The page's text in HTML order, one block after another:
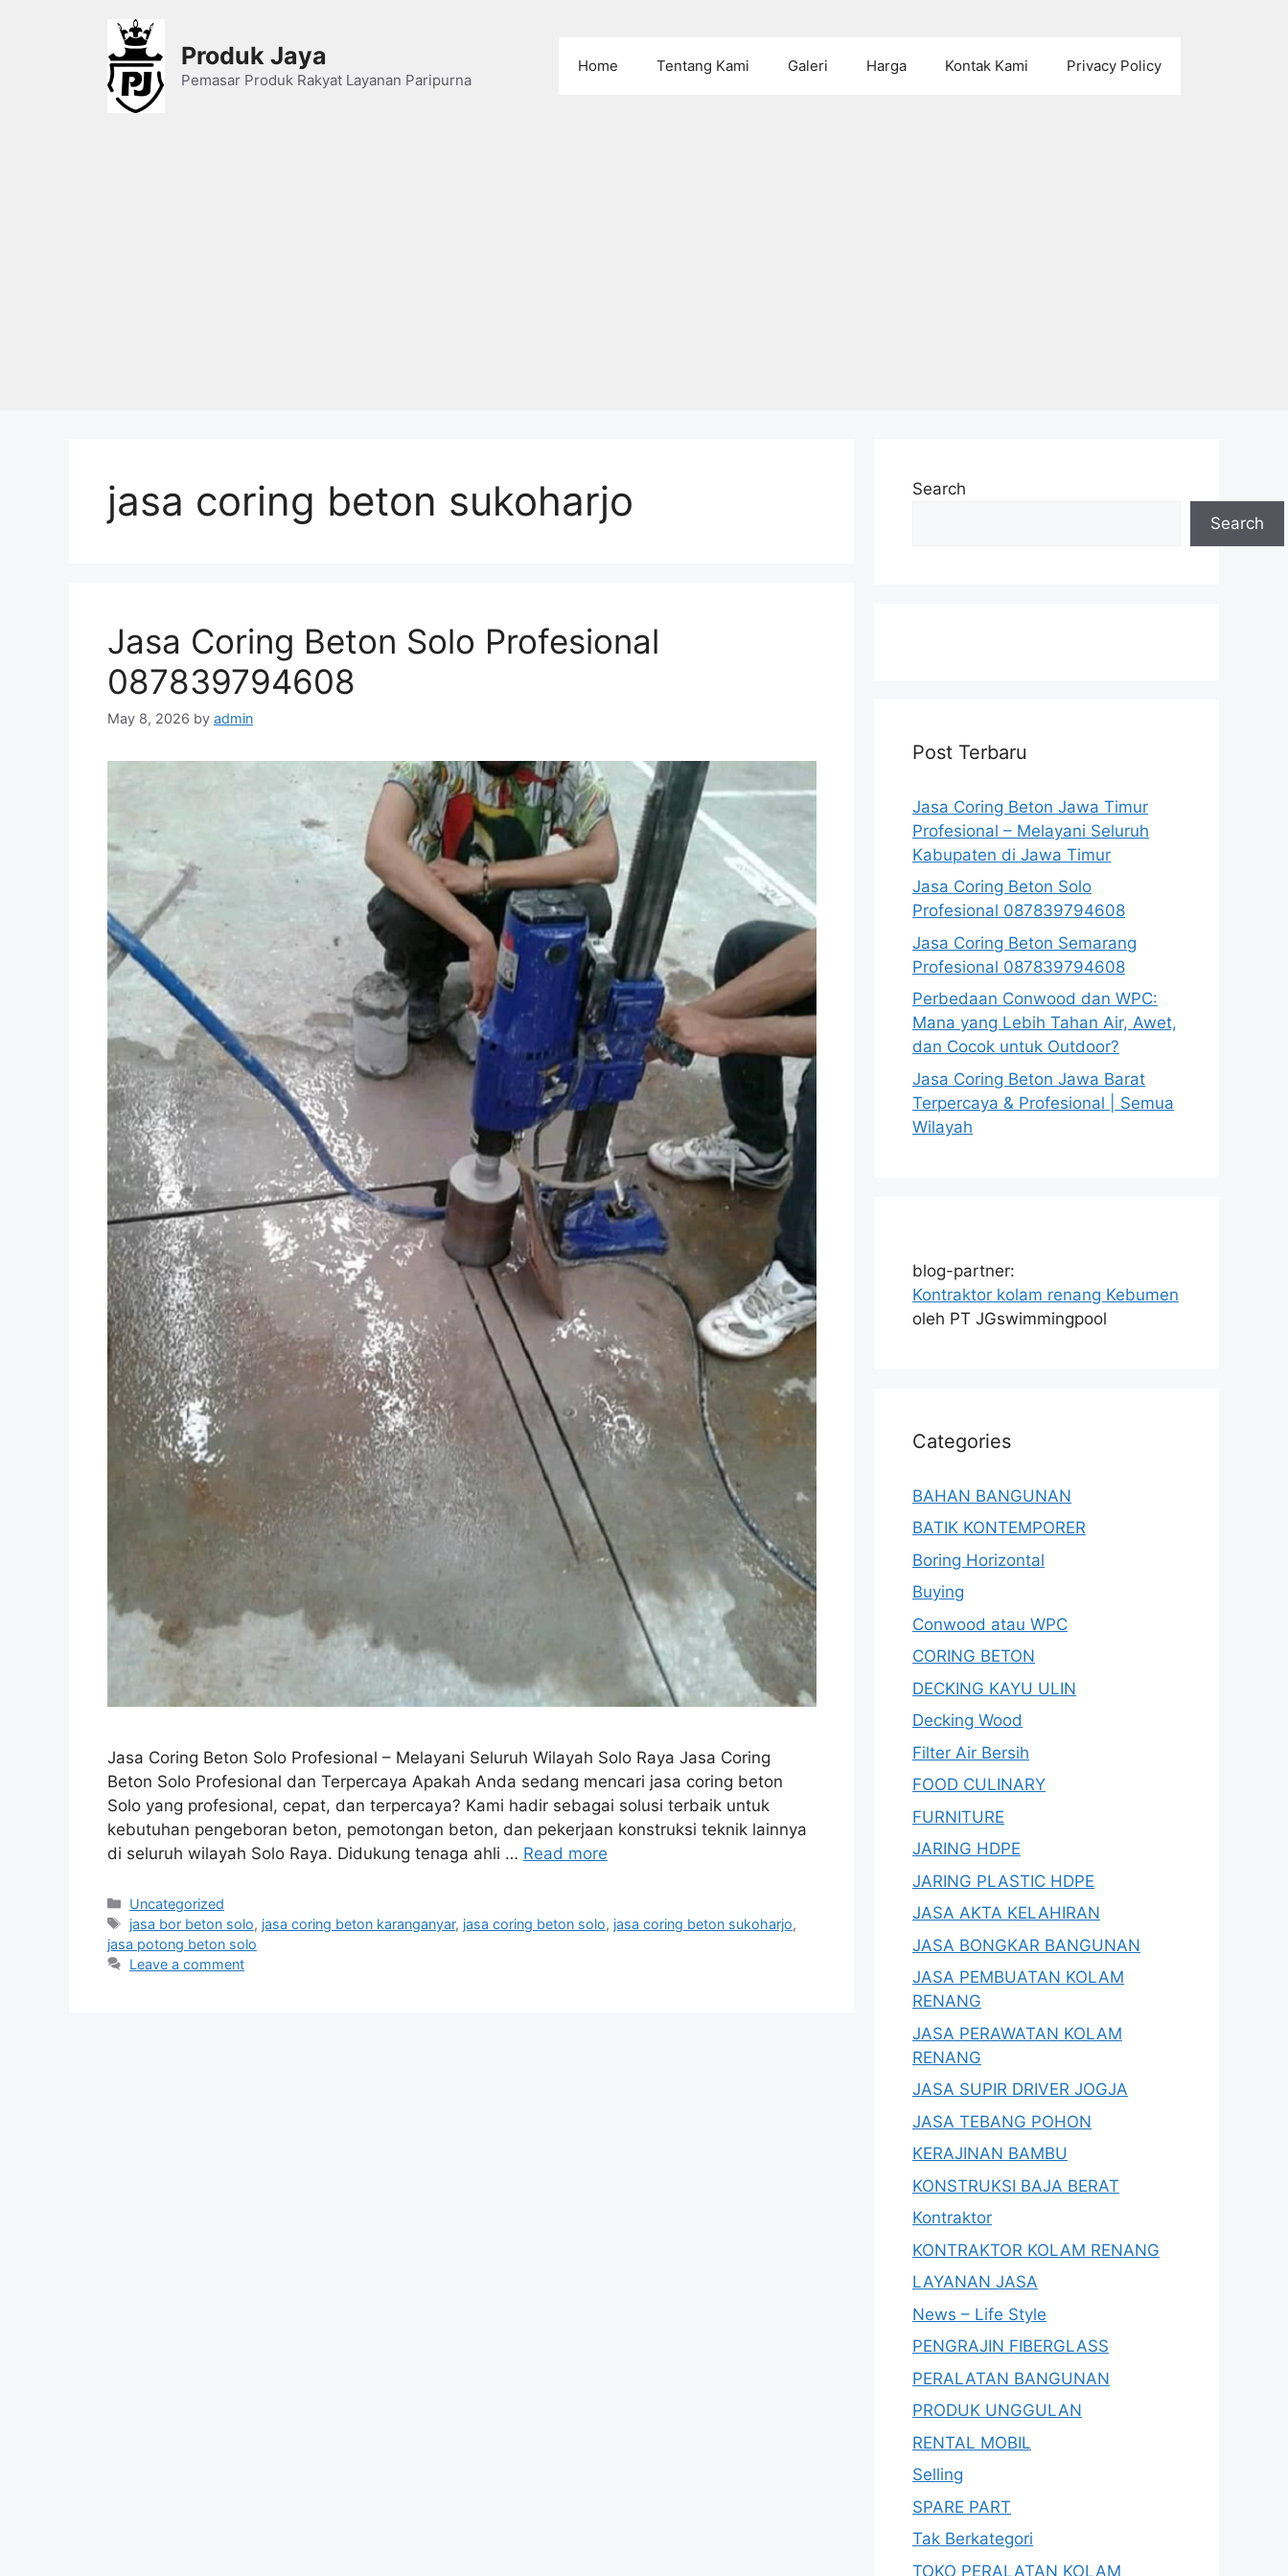
Produk Jaya
Pemasar Produk Rakyat Layanan Paripurna
Home Tentang Kami Galeri Harga Kontak Kami Privacy Policy
jasa coring beton sukoharjo
Jasa Coring Beton Solo Profesional
087839794608
May 8, 2026 by admin
Jasa Coring Beton Solo Profesional – Melayani Seluruh Wilayah Solo Raya Jasa Coring
Beton Solo Profesional dan Terpercaya Apakah Anda sedang mencari jasa coring beton
Solo yang profesional, cepat, dan terpercaya? Kami hadir sebagai solusi terbaik untuk
kebutuhan pengeboran beton, pemotongan beton, dan pekerjaan konstruksi teknik lainnya
di seluruh wilayah Solo Raya. Didukung tenaga ahli … Read more
Categories
Uncategorized
Tags
jasa bor beton solo, jasa coring beton karanganyar, jasa coring beton solo, jasa coring beton sukoharjo,
jasa potong beton solo
Leave a comment
Search
Search
Post Terbaru
Jasa Coring Beton Jawa Timur
Profesional – Melayani Seluruh
Kabupaten di Jawa Timur
Jasa Coring Beton Solo
Profesional 087839794608
Jasa Coring Beton Semarang
Profesional 087839794608
Perbedaan Conwood dan WPC:
Mana yang Lebih Tahan Air, Awet,
dan Cocok untuk Outdoor?
Jasa Coring Beton Jawa Barat
Terpercaya & Profesional | Semua
Wilayah
blog-partner:
Kontraktor kolam renang Kebumen
oleh PT JGswimmingpool
Categories
BAHAN BANGUNAN
BATIK KONTEMPORER
Boring Horizontal
Buying
Conwood atau WPC
CORING BETON
DECKING KAYU ULIN
Decking Wood
Filter Air Bersih
FOOD CULINARY
FURNITURE
JARING HDPE
JARING PLASTIC HDPE
JASA AKTA KELAHIRAN
JASA BONGKAR BANGUNAN
JASA PEMBUATAN KOLAM
RENANG
JASA PERAWATAN KOLAM
RENANG
JASA SUPIR DRIVER JOGJA
JASA TEBANG POHON
KERAJINAN BAMBU
KONSTRUKSI BAJA BERAT
Kontraktor
KONTRAKTOR KOLAM RENANG
LAYANAN JASA
News – Life Style
PENGRAJIN FIBERGLASS
PERALATAN BANGUNAN
PRODUK UNGGULAN
RENTAL MOBIL
Selling
SPARE PART
Tak Berkategori
TOKO PERALATAN KOLAM